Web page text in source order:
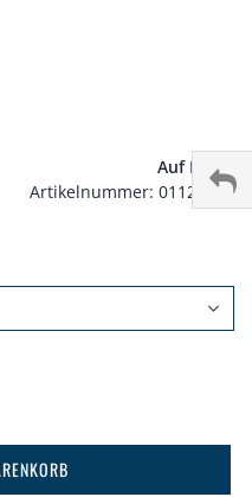
Auf Lager
Artikelnummer 01121000